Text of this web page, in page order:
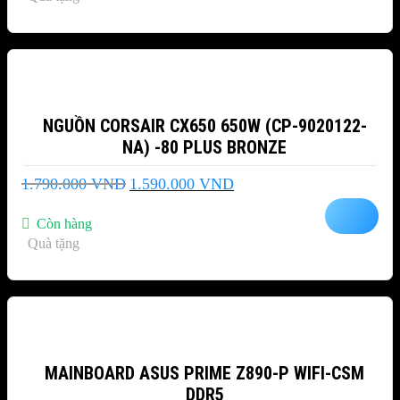
NGUỒN CORSAIR CX650 650W (CP-9020122-
NA) -80 PLUS BRONZE
1.790.000VND Giá
1.590.000 VNDGiá
Còn hàng
Quà tặng
MAINBOARD ASUS PRIME Z890-P WIFI-CSM
DDR5